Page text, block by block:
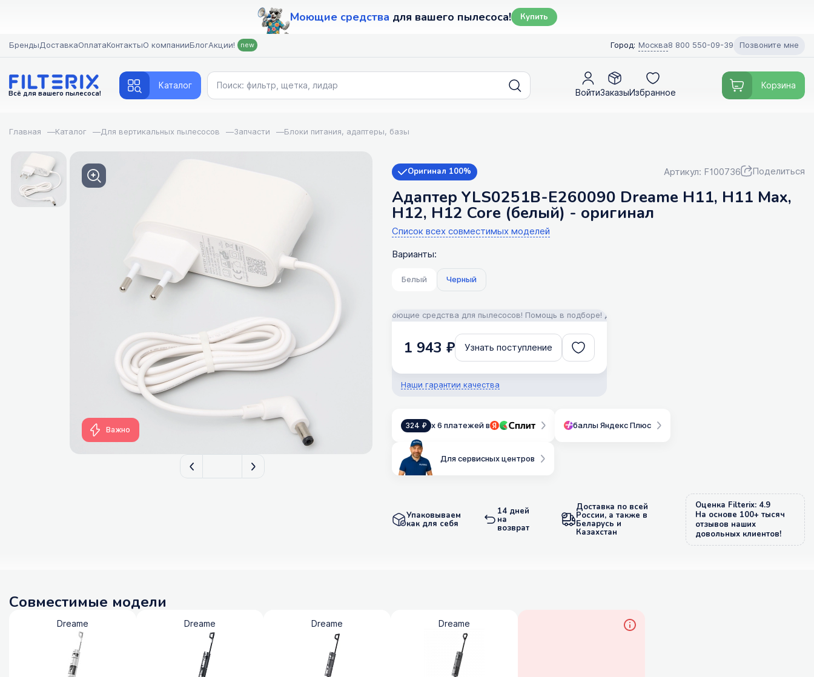
Моющие средства для вашего пылесоса! Купить
БрендыДоставкаОплатаКонтактыО компанииБлогАкции! new Город: Москва8 800 550-09-39 Позвоните мне
Всё для вашего пылесоса!
Каталог
ВойтиЗаказыИзбранное
Корзина
Главная —Каталог —Для вертикальных пылесосов —Запчасти —Блоки питания, адаптеры, базы
Важно
Оригинал 100% Артикул: F100736 Поделиться
Адаптер YLS0251B-E260090 Dreame H11, H11 Max,
H12, H12 Core (белый) - оригинал
Список всех совместимых моделей
Варианты:
Белый Черный
FILTERIX — Запчасти, аксессуары и моющие средства для пылесосов! Помощь в подборе! Доставка!
1 943 ₽ Узнать поступление
Наши гарантии качества
324 ₽ x 6 платежей в баллы Яндекс Плюс
Для сервисных центров
Упаковываем
как для себя
14 дней
на
возврат
Доставка по всей
России, а также в
Беларусь и
Казахстан
Оценка Filterix: 4.9
На основе 100+ тысяч
отзывов наших
довольных клиентов!
Совместимые модели
Dreame Dreame Dreame Dreame